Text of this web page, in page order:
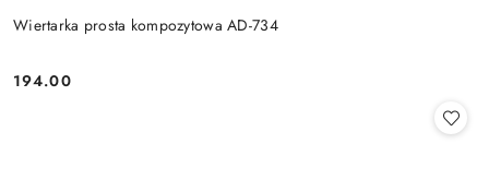
Wiertarka prosta kompozytowa AD-734
Cena:
194.00